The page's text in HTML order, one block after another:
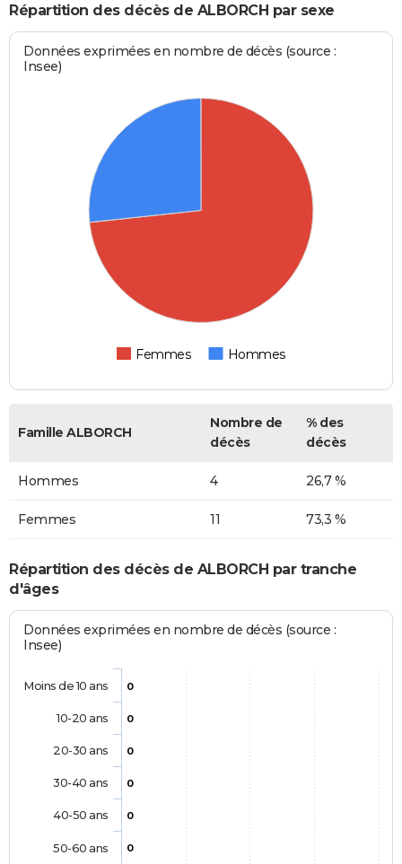
Répartition des décès de ALBORCH par sexe
Données exprimées en nombre de décès (source :
Insee)
Femmes Hommes
Famille ALBORCH
Nombre de
décès
% des
décès
Hommes 4 26,7 %
Femmes 11 73,3 %
Répartition des décès de ALBORCH par tranche
d'âges
Données exprimées en nombre de décès (source :
Insee)
0
0
0
0
0
0
Moins de 10 ans
10-20 ans
20-30 ans
30-40 ans
40-50 ans
50-60 ans